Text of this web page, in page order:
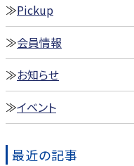
Pickup
会員情報
お知らせ
イベント
最近の記事